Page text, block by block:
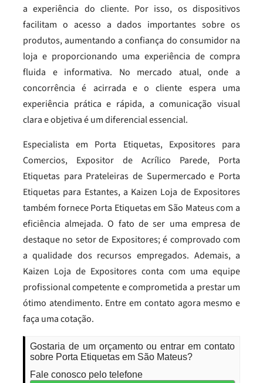
a experiência do cliente. Por isso, os dispositivos
facilitam o acesso a dados importantes sobre os
produtos, aumentando a confiança do consumidor na
loja e proporcionando uma experiência de compra
fluida e informativa. No mercado atual, onde a
concorrência é acirrada e o cliente espera uma
experiência prática e rápida, a comunicação visual
clara e objetiva é um diferencial essencial.
Especialista em Porta Etiquetas, Expositores para
Comercios, Expositor de Acrílico Parede, Porta
Etiquetas para Prateleiras de Supermercado e Porta
Etiquetas para Estantes, a Kaizen Loja de Expositores
também fornece Porta Etiquetas em São Mateus com a
eficiência almejada. O fato de ser uma empresa de
destaque no setor de Expositores; é comprovado com
a qualidade dos recursos empregados. Ademais, a
Kaizen Loja de Expositores conta com uma equipe
profissional competente e comprometida a prestar um
ótimo atendimento. Entre em contato agora mesmo e
faça uma cotação.
Gostaria de um orçamento ou entrar em contato
sobre Porta Etiquetas em São Mateus?
Fale conosco pelo telefone